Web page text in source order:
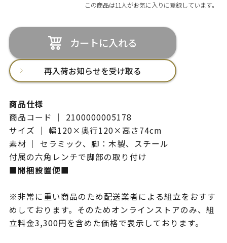
この商品は11人がお気に入りに登録しています。
カートに入れる
再入荷お知らせを受け取る
商品仕様
商品コード ｜ 2100000005178
サイズ ｜ 幅120×奥行120×高さ74cm
素材 ｜ セラミック、脚：木製、スチール
付属の六角レンチで脚部の取り付け
■開梱設置便■
※非常に重い商品のため配送業者による組立をおすす
めしております。そのためオンラインストアのみ、組
立料金3,300円を含めた価格で表示しております。